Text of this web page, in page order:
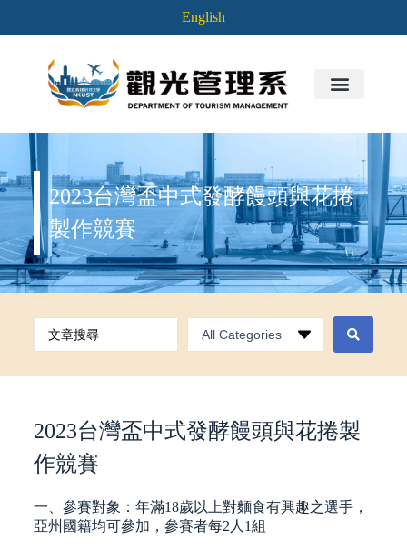
English
2023台灣盃中式發酵饅頭與花捲
製作競賽
2023台灣盃中式發酵饅頭與花捲製
作競賽
一、參賽對象：年滿18歲以上對麵食有興趣之選手，
亞州國籍均可參加，參賽者每2人1組